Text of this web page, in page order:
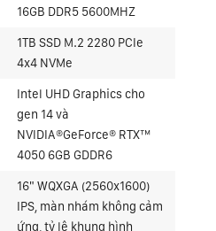
16GB DDR5 5600MHZ
1TB SSD M.2 2280 PCIe
4x4 NVMe
Intel UHD Graphics cho
gen 14 và
NVIDIA®GeForce® RTX™
4050 6GB GDDR6
16" WQXGA (2560x1600)
IPS, màn nhám không cảm
ứng, tỷ lệ khung hình